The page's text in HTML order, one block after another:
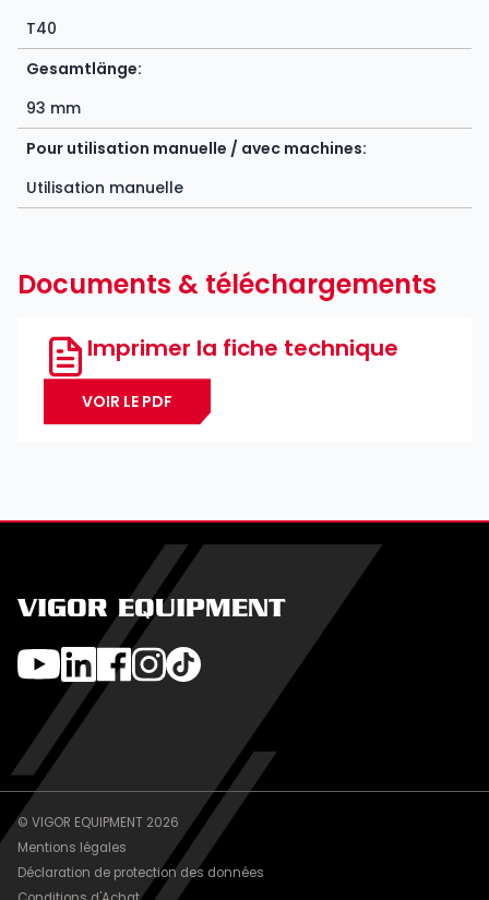
T40
Gesamtlänge:
93 mm
Pour utilisation manuelle / avec machines:
Utilisation manuelle
Documents & téléchargements
Imprimer la fiche technique
VOIR LE PDF
VIGOR EQUIPMENT
© VIGOR EQUIPMENT 2026
Mentions légales
Déclaration de protection des données